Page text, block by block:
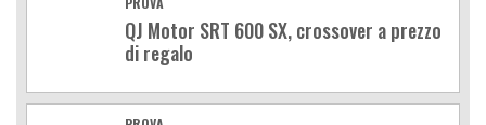
QJ Motor SRT 600 SX, crossover a prezzo
di regalo